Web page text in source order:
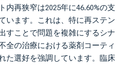
内再狭窄は2025年に46.60%の支
います。これは、特に再ステン
すことで問題を複雑にするシナ
全の治療における薬剤コーティ
た選好を強調しています。臨床